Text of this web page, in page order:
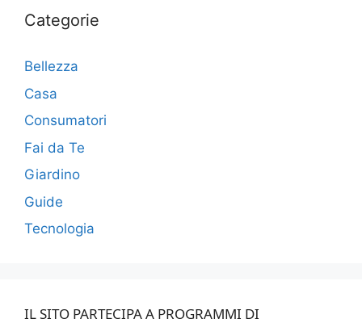
Categorie
Bellezza
Casa
Consumatori
Fai da Te
Giardino
Guide
Tecnologia
IL SITO PARTECIPA A PROGRAMMI DI